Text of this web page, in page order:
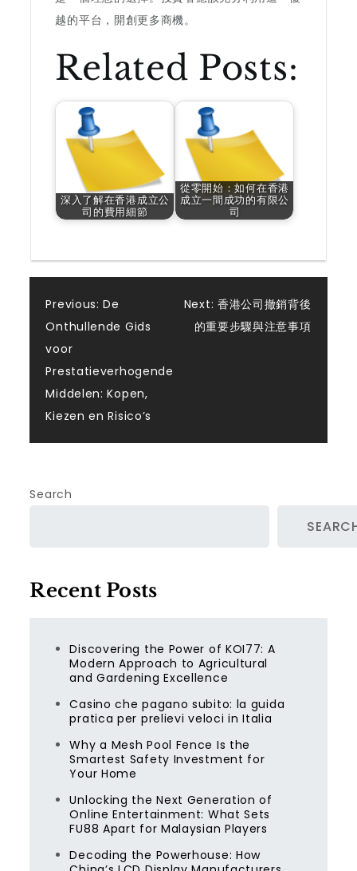
越的平台，開創更多商機。
Related Posts:
深入了解在香港成立公
司的費用細節
從零開始：如何在香港
成立一間成功的有限公
司
Post
navigation
Previous: De
Onthullende Gids
voor
Prestatieverhogende
Middelen: Kopen,
Kiezen en Risico’s
Next: 香港公司撤銷背後
的重要步驟與注意事項
Search
Recent Posts
Discovering the Power of KOI77: A
Modern Approach to Agricultural
and Gardening Excellence
Casino che pagano subito: la guida
pratica per prelievi veloci in Italia
Why a Mesh Pool Fence Is the
Smartest Safety Investment for
Your Home
Unlocking the Next Generation of
Online Entertainment: What Sets
FU88 Apart for Malaysian Players
Decoding the Powerhouse: How